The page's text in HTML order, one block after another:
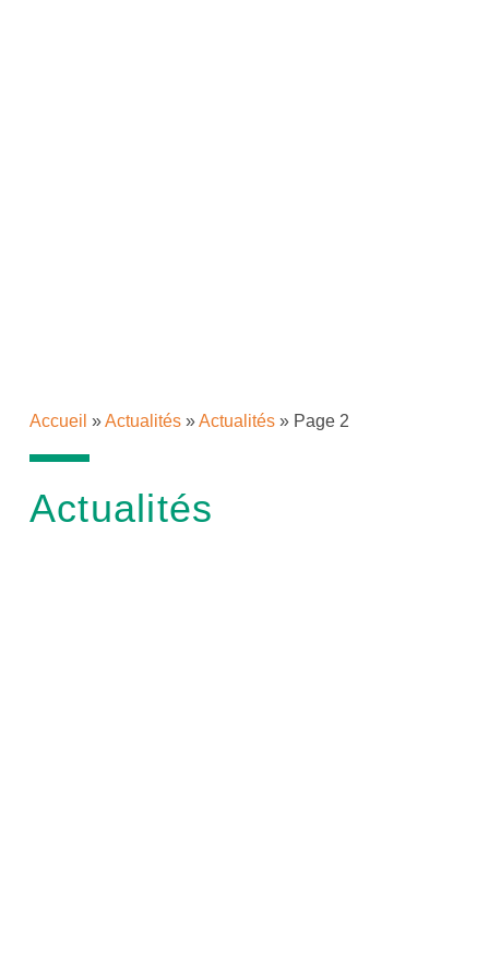
Accueil »Actualités»Actualités» Page 2
Actualités